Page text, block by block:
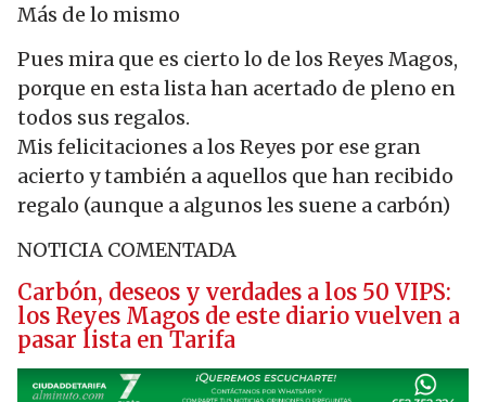
Más de lo mismo
Pues mira que es cierto lo de los Reyes Magos,
porque en esta lista han acertado de pleno en
todos sus regalos.
Mis felicitaciones a los Reyes por ese gran
acierto y también a aquellos que han recibido
regalo (aunque a algunos les suene a carbón)
NOTICIA COMENTADA
Carbón, deseos y verdades a los 50 VIPS:
los Reyes Magos de este diario vuelven a
pasar lista en Tarifa